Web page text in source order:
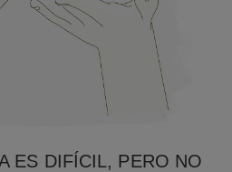
ES DIFÍCIL, PERO NO